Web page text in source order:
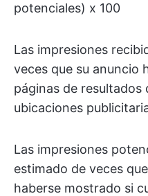
potenciales) x 100
Las impresiones
veces que su anuncio
páginas de resultados
ubicaciones
Las impresiones
estimado de veces
haberse mostrado si